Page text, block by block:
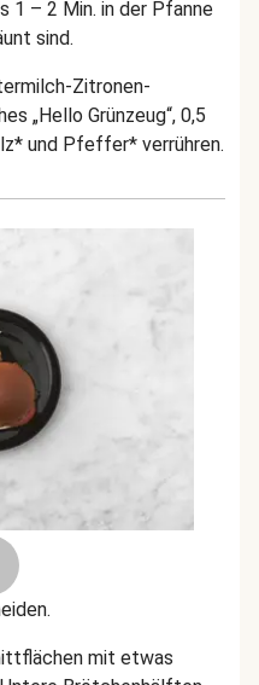
1 – 2 Min. in der Pfanne
sind.
Zitronen-
„Hello Grünzeug“, 0,5
und Pfeffer* verrühren.
mit etwas